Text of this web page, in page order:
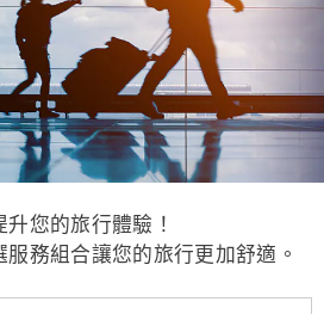
您的旅行體驗！
務組合讓您的旅行更加舒適。